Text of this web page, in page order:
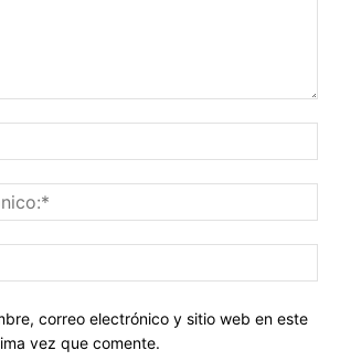
correo electrónico y sitio web en este
vez que comente.